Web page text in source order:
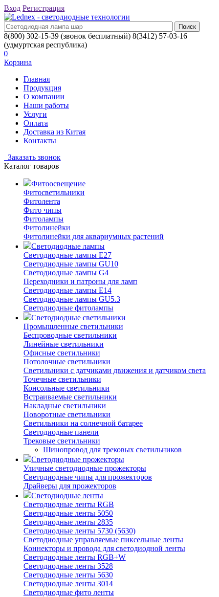
Вход Регистрация
8(800) 302-15-39 (звонок бесплатный) 8(3412) 57-03-16
(удмуртская республика)
0
Корзина
Главная
Продукция
О компании
Наши работы
Услуги
Оплата
Доставка из Китая
Контакты
Заказать звонок
Каталог товаров
Фитоосвещение
Фитосветильники
Фитолента
Фито чипы
Фитолампы
Фитолинейки
Фитолинейки для аквариумных растений
Светодиодные лампы
Светодиодные лампы E27
Светодиодные лампы GU10
Светодиодные лампы G4
Переходники и патроны для ламп
Светодиодные лампы E14
Светодиодные лампы GU5.3
Светодиодные фитолампы
Светодиодные светильники
Промышленные светильники
Беспроводные светильники
Линейные светильники
Офисные светильники
Потолочные светильники
Светильники с датчиками движения и датчиком света
Точечные светильники
Консольные светильники
Встраиваемые светильники
Накладные светильники
Поворотные светильники
Светильники на солнечной батарее
Светодиодные панели
Трековые светильники
Шинопровод для трековых светильников
Светодиодные прожекторы
Уличные светодиодные прожекторы
Светодиодные чипы для прожекторов
Драйверы для прожекторов
Светодиодные ленты
Светодиодные ленты RGB
Светодиодные ленты 5050
Светодиодные ленты 2835
Светодиодные ленты 5730 (5630)
Светодиодные управляемые пиксельные ленты
Коннекторы и провода для светодиодной ленты
Светодиодные ленты RGB+W
Светодиодные ленты 3528
Светодиодные ленты 5630
Светодиодные ленты 3014
Светодиодные фито ленты